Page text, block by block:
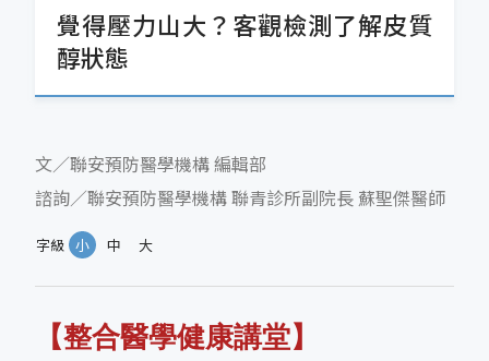
覺得壓力山大？客觀檢測了解皮質
醇狀態
文／聯安預防醫學機構 編輯部
諮詢／聯安預防醫學機構 聯青診所副院長 蘇聖傑醫師
字級 小 中 大
【整合醫學健康講堂】